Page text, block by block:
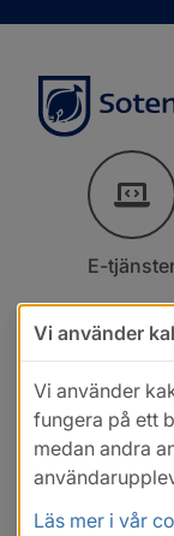
E-
Vi använder
Vi använder
fungera på ett
medan andra
Läs mer i vår